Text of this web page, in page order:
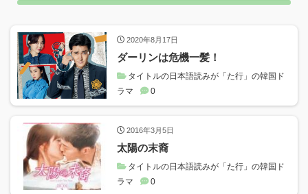
2020年8月17日
ダーリンは危機一髪！
タイトルの日本語読みが「た行」の韓国ド
ラマ
0
2016年3月5日
太陽の末裔
タイトルの日本語読みが「た行」の韓国ド
ラマ
0